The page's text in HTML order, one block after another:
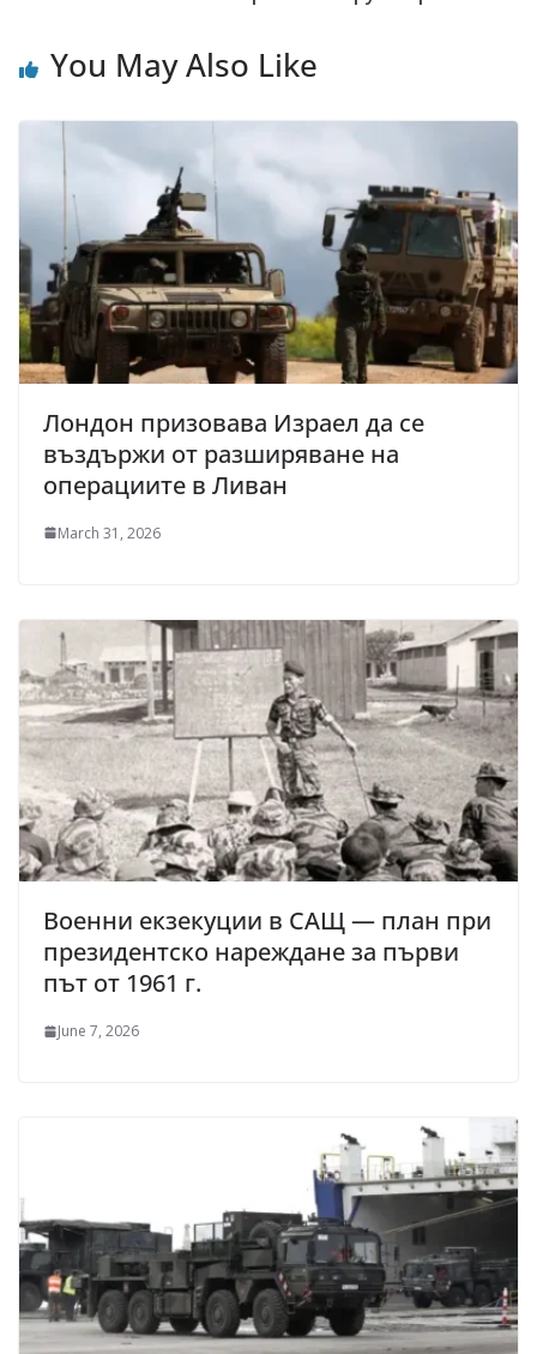
You May Also Like
Лондон призовава Израел да се
въздържи от разширяване на
операциите в Ливан
March 31, 2026
Военни екзекуции в САЩ — план при
президентско нареждане за първи
път от 1961 г.
June 7, 2026